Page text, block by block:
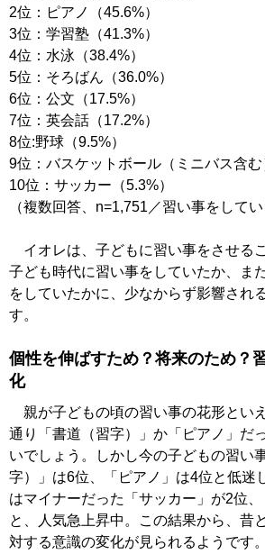
2位：ピアノ（45.6%）
3位：学習塾（41.3%）
4位：水泳（38.4%）
5位：そろばん（36.0%）
6位：公文（17.5%）
7位：英会話（17.2%）
8位:野球（9.5%）
9位：バスケットボール（ミニバス含む
10位：サッカー（5.3%）
（複数回答、n=1,751／習い事をして
イオレは、子どもに習い事をさせる
子ども時代に習い事をしていたか、ま
をしていたかに、少なからず影響され
す。
個性を伸ばすため？将来のため？
化
親が子どもの頃の習い事の花形とい
通り「書道（習字）」か「ピアノ」だ
いでしょう。しかし今の子どもの習い
字）」は6位、「ピアノ」は4位と低迷
はマイナーだった「サッカー」が2位
と、人気急上昇中。この結果から、昔
対する意識の変化が見られるようです。